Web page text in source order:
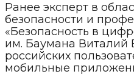
Ранее эксперт в
безопасности и
«Безопасность в
им. Баумана Виталий
российских
мобильные